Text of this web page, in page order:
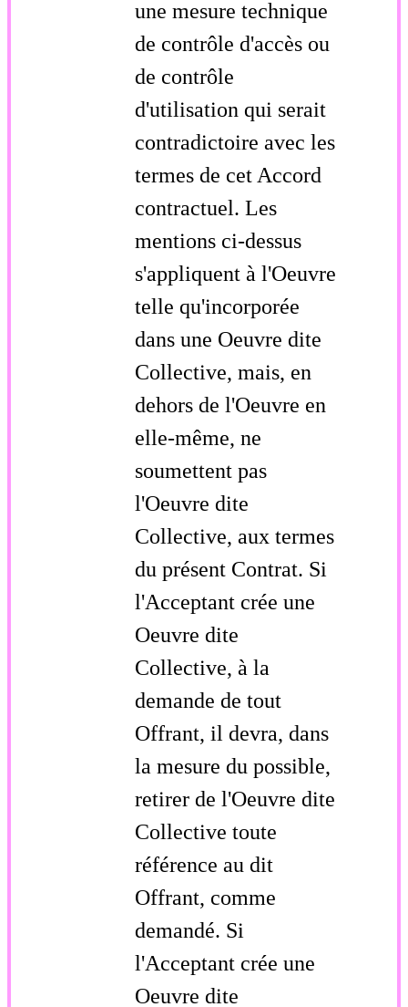
une mesure technique
de contrôle d'accès ou
de contrôle
d'utilisation qui serait
contradictoire avec les
termes de cet Accord
contractuel. Les
mentions ci-dessus
s'appliquent à l'Oeuvre
telle qu'incorporée
dans une Oeuvre dite
Collective, mais, en
dehors de l'Oeuvre en
elle-même, ne
soumettent pas
l'Oeuvre dite
Collective, aux termes
du présent Contrat. Si
l'Acceptant crée une
Oeuvre dite
Collective, à la
demande de tout
Offrant, il devra, dans
la mesure du possible,
retirer de l'Oeuvre dite
Collective toute
référence au dit
Offrant, comme
demandé. Si
l'Acceptant crée une
Oeuvre dite